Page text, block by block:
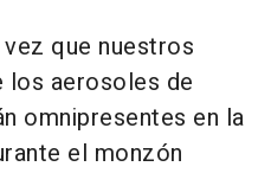
que nuestros
los aerosoles de
omnipresentes en la
el monzón